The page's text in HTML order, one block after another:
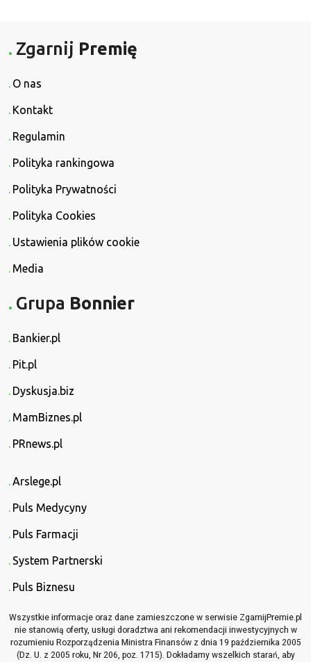
Zgarnij Premię
O nas
Kontakt
Regulamin
Polityka rankingowa
Polityka Prywatności
Polityka Cookies
Ustawienia plików cookie
Media
Grupa Bonnier
Bankier.pl
Pit.pl
Dyskusja.biz
MamBiznes.pl
PRnews.pl
Arslege.pl
Puls Medycyny
Puls Farmacji
System Partnerski
Puls Biznesu
Wszystkie informacje oraz dane zamieszczone w serwisie ZgarnijPremie.pl
nie stanowią oferty, usługi doradztwa ani rekomendacji inwestycyjnych w
rozumieniu Rozporządzenia Ministra Finansów z dnia 19 października 2005
(Dz. U. z 2005 roku, Nr 206, poz. 1715). Dokładamy wszelkich starań, aby